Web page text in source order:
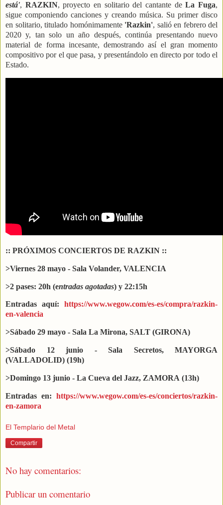
está', RAZKIN, proyecto en solitario del cantante deLa Fuga,
sigue componiendo canciones y creando música. Su primer disco
en solitario, titulado homónimamente 'Razkin', salió en febrero del
2020 y, tan solo un año después, continúa presentando nuevo
material de forma incesante, demostrando así el gran momento
compositivo por el que pasa, y presentándolo en directo por todo el
Estado.
:: PRÓXIMOS CONCIERTOS DE RAZKIN ::
>Viernes 28 mayo - Sala Volander, VALENCIA
>2 pases: 20h (entradas agotadas) y 22:15h
Entradas aquí: https://www.wegow.com/es-es/compra/razkin-
en-valencia
>Sábado 29 mayo - Sala La Mirona, SALT (GIRONA)
>Sábado 12 junio - Sala Secretos, MAYORGA
(VALLADOLID) (19h)
>Domingo 13 junio - La Cueva del Jazz, ZAMORA (13h)
Entradas en: https://www.wegow.com/es-es/conciertos/razkin-
en-zamora
El Templario del Metal
Compartir
No hay comentarios:
Publicar un comentario